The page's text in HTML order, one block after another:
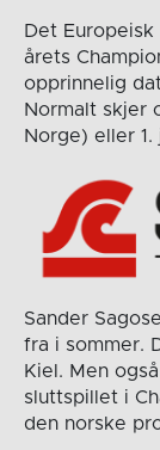
Det
årets
opprinnelig
Normalt skjer
Norge) eller 1.
Sander
fra i sommer.
Kiel. Men
sluttspillet i
den norske